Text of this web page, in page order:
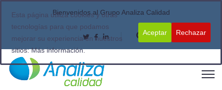
Bienvenidos al Grupo Analiza Calidad
Esta página utiliza cookies y otras
tecnologías para que podamos
mejorar su experiencia en nuestros
sitios:Más información.
Aceptar Rechazar